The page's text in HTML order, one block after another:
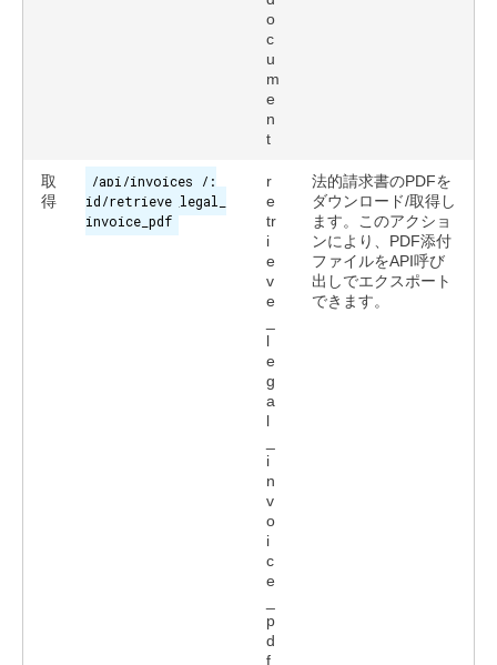
o
c
u
m
e
n
t
取
得
/api/invoices /:
id/retrieve_legal_
invoice_pdf
r
e
tr
i
e
v
e
l
e
g
a
l
i
n
v
o
i
c
e
p
d
f
法的請求書のPDFを
ダウンロード/取得し
ます。このアクショ
ンにより、PDF添付
ファイルをAPI呼び
出しでエクスポート
できます。